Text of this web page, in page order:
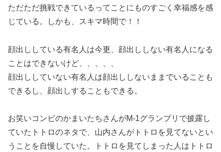
ただただ挑戦できているってことにものすごく幸福感を感
じている。しかも、スキマ時間で！！
顔出ししている有名人は今更、顔出ししない有名人になる
ことはできないけど、、、、、
顔出ししていない有名人は顔出ししないままでいることも
できるし、顔出しすることもできる。
お笑いコンビのかまいたちさんがM-1グランプリで披露し
ていたトトロのネタで、山内さんがトトロを見てないとい
うことを自慢していた。トトロを見てしまった人はトトロ